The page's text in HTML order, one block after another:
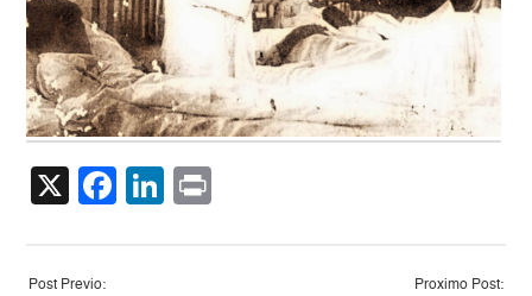
X Facebook
LinkedIn
Post Previo: Proximo Post: